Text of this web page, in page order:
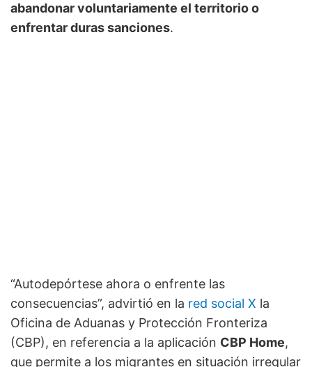
abandonar voluntariamente el territorio o
enfrentar duras sanciones.
“Autodepórtese ahora o enfrente las
consecuencias”, advirtió en la red social X la
Oficina de Aduanas y Protección Fronteriza
(CBP), en referencia a la aplicación CBP Home,
que permite a los migrantes en situación irregular